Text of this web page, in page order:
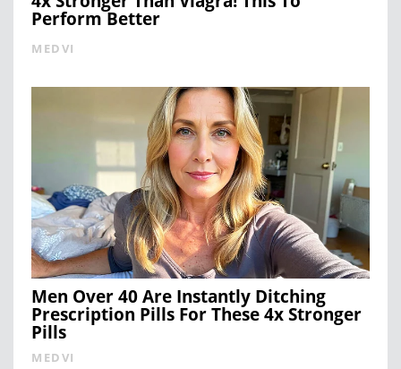
Perform Better
MEDVI
Men Over 40 Are Instantly Ditching
Prescription Pills For These 4x Stronger
Pills
MEDVI